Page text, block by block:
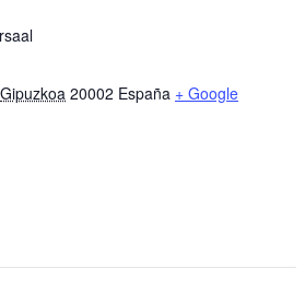
Gipuzkoa 20002 España + Google